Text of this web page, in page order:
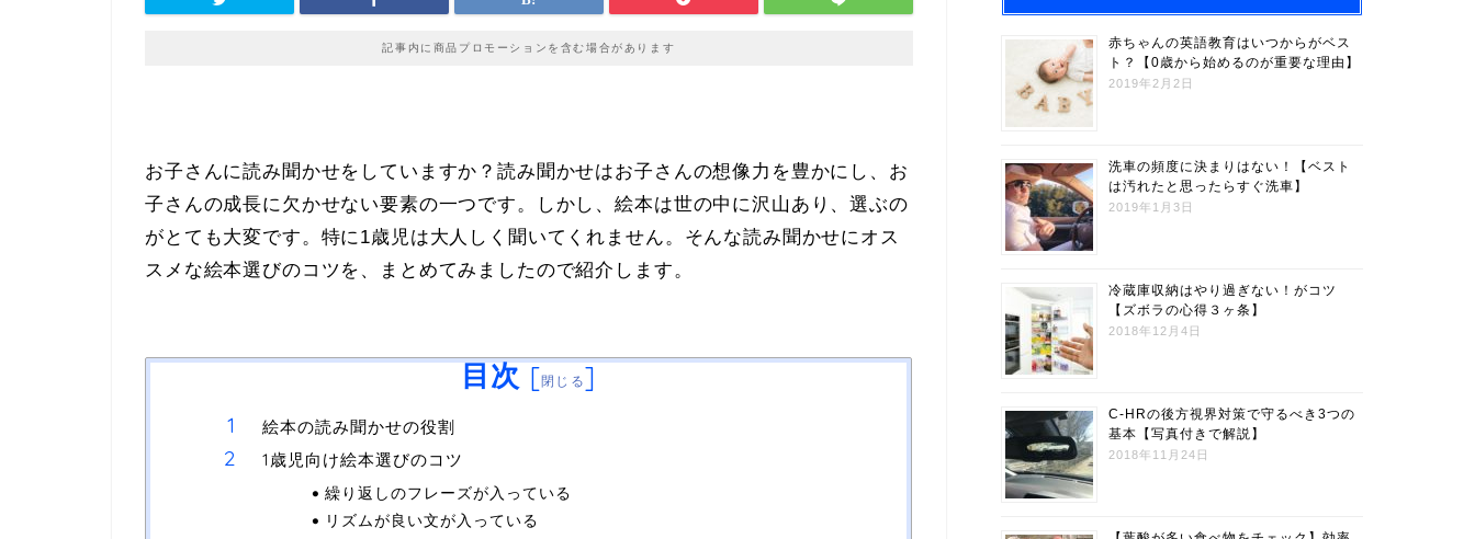
記事内に商品プロモーションを含む場合があります
お子さんに読み聞かせをしていますか？読み聞かせはお子さんの想像力を豊かにし、お
子さんの成長に欠かせない要素の一つです。しかし、絵本は世の中に沢山あり、選ぶの
がとても大変です。特に1歳児は大人しく聞いてくれません。そんな読み聞かせにオス
スメな絵本選びのコツを、まとめてみましたので紹介します。
目次 [閉じる]
絵本の読み聞かせの役割
1歳児向け絵本選びのコツ
繰り返しのフレーズが入っている
リズムが良い文が入っている
赤ちゃんの英語教育はいつからがベス
ト？【0歳から始めるのが重要な理由】
2019年2月2日
洗車の頻度に決まりはない！【ベスト
は汚れたと思ったらすぐ洗車】
2019年1月3日
冷蔵庫収納はやり過ぎない！がコツ
【ズボラの心得３ヶ条】
2018年12月4日
C-HRの後方視界対策で守るべき3つの
基本【写真付きで解説】
2018年11月24日